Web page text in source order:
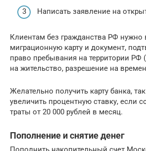
Написать заявление на
Клиентам без гражданства РФ нужно
миграционную карту и документ,
право пребывания на территории РФ
на жительство, разрешение на
Желательно получить карту банка,
увеличить процентную ставку, если
траты от 20 000 рублей в месяц.
Пополнение и снятие денег